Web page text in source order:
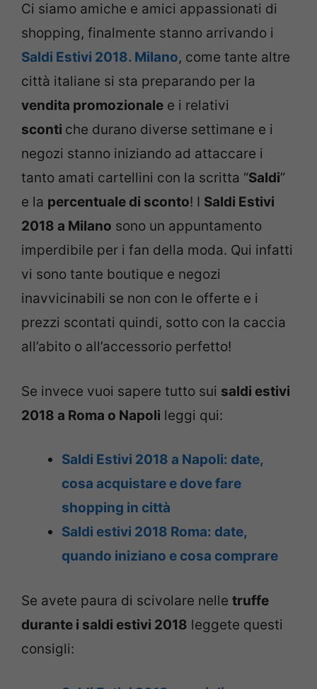
Ci siamo amiche e amici appassionati di
shopping, finalmente stanno arrivando i
Saldi Estivi 2018. Milano, come tante altre
città italiane si sta preparando per la
vendita promozionale e i relativi
sconti che durano diverse settimane e i
negozi stanno iniziando ad attaccare i
tanto amati cartellini con la scritta “Saldi”
e la percentuale di sconto! I Saldi Estivi
2018 a Milano sono un appuntamento
imperdibile per i fan della moda. Qui infatti
vi sono tante boutique e negozi
inavvicinabili se non con le offerte e i
prezzi scontati quindi, sotto con la caccia
all’abito o all’accessorio perfetto!
Se invece vuoi sapere tutto sui saldi estivi
2018 a Roma o Napoli leggi qui:
Saldi Estivi 2018 a Napoli: date,
cosa acquistare e dove fare
shopping in città
Saldi estivi 2018 Roma: date,
quando iniziano e cosa comprare
Se avete paura di scivolare nelle truffe
durante i saldi estivi 2018 leggete questi
consigli: